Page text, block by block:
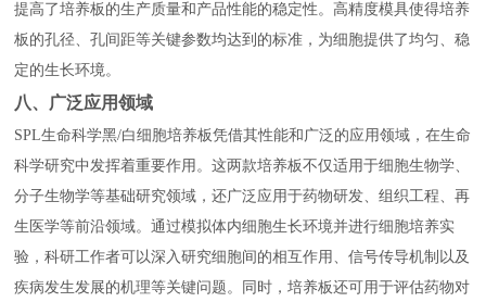
提高了培养板的生产质量和产品性能的稳定性。高精度模具使得培养
板的孔径、孔间距等关键参数均达到的标准，为细胞提供了均匀、稳
定的生长环境。
八、广泛应用领域
SPL生命科学黑/白细胞培养板凭借其性能和广泛的应用领域，在生命
科学研究中发挥着重要作用。这两款培养板不仅适用于细胞生物学、
分子生物学等基础研究领域，还广泛应用于药物研发、组织工程、再
生医学等前沿领域。通过模拟体内细胞生长环境并进行细胞培养实
验，科研工作者可以深入研究细胞间的相互作用、信号传导机制以及
疾病发生发展的机理等关键问题。同时，培养板还可用于评估药物对